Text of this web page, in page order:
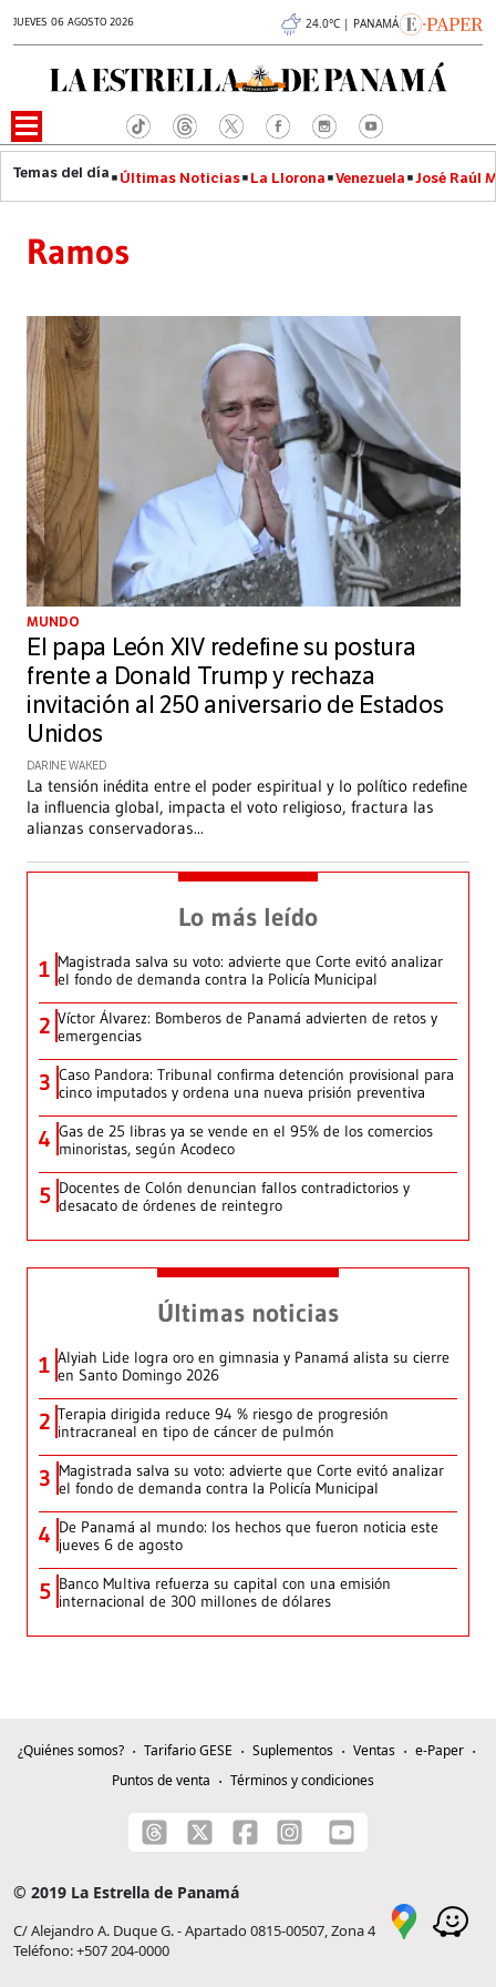
JUEVES 06 AGOSTO 2026 24.0°C | PANAMÁ
Últimas Noticias La Llorona Venezuela José Raúl
Ramos
MUNDO
El papa León XIV redefine su postura
frente a Donald Trump y rechaza
invitación al 250 aniversario de Estados
Unidos
DARINE WAKED
La tensión inédita entre el poder espiritual y lo político redefine
la influencia global, impacta el voto religioso, fractura las
alianzas conservadoras...
Lo más leído
1 Magistrada salva su voto: advierte que Corte evitó analizar
el fondo de demanda contra la Policía Municipal
2 Víctor Álvarez: Bomberos de Panamá advierten de retos y
emergencias
3 Caso Pandora: Tribunal confirma detención provisional para
cinco imputados y ordena una nueva prisión preventiva
4 Gas de 25 libras ya se vende en el 95% de los comercios
minoristas, según Acodeco
5 Docentes de Colón denuncian fallos contradictorios y
desacato de órdenes de reintegro
Últimas noticias
1 Alyiah Lide logra oro en gimnasia y Panamá alista su cierre
en Santo Domingo 2026
2 Terapia dirigida reduce 94 % riesgo de progresión
intracraneal en tipo de cáncer de pulmón
3 Magistrada salva su voto: advierte que Corte evitó analizar
el fondo de demanda contra la Policía Municipal
4 De Panamá al mundo: los hechos que fueron noticia este
jueves 6 de agosto
5 Banco Multiva refuerza su capital con una emisión
internacional de 300 millones de dólares
¿Quiénes somos? Tarifario GESE Suplementos Ventas
e-Paper
Puntos de venta
Términos y condiciones
© 2019 La Estrella de Panamá
C/ Alejandro A. Duque G. - Apartado 0815-00507, Zona 4
Teléfono: +507 204-0000